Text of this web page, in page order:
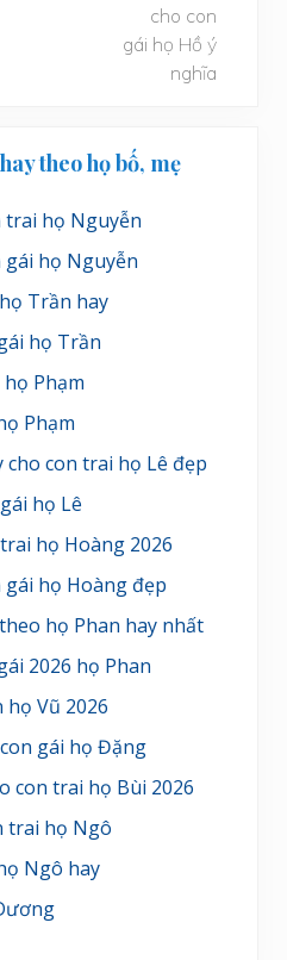
theo họ bố, mẹ
trai họ Nguyễn
gái họ Nguyễn
Trần hay
họ Trần
Phạm
Phạm
cho con trai họ Lê đẹp
họ Lê
họ Hoàng 2026
gái họ Hoàng đẹp
họ Phan hay nhất
2026 họ Phan
họ Vũ 2026
gái họ Đặng
con trai họ Bùi 2026
trai họ Ngô
Ngô hay